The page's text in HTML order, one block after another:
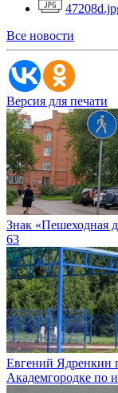
Все новости
Версия для печати
Знак «Пешеходная
63
Евгений Ядренкин
Академгородке по